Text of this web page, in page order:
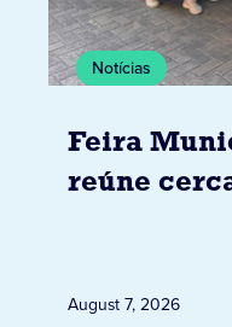
Notícias
Feira
reúne
August 7, 2026